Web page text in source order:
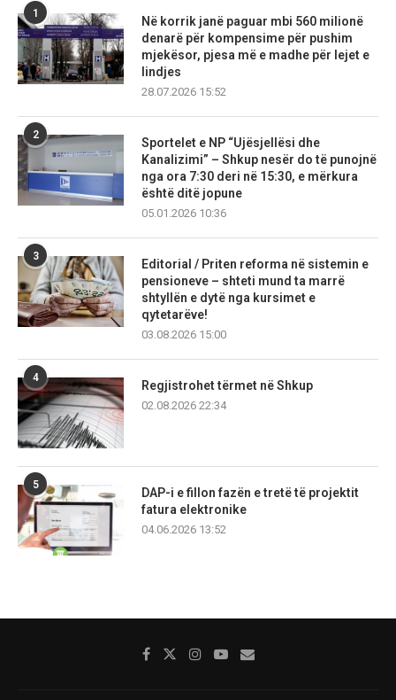
1
Në korrik janë paguar mbi 560 milionë
denarë për kompensime për pushim
mjekësor, pjesa më e madhe për lejet e
lindjes
28.07.2026 15:52
2
Sportelet e NP “Ujësjellësi dhe
Kanalizimi” – Shkup nesër do të punojnë
nga ora 7:30 deri në 15:30, e mërkura
është ditë jopune
05.01.2026 10:36
3
Editorial / Priten reforma në sistemin e
pensioneve – shteti mund ta marrë
shtyllën e dytë nga kursimet e
qytetarëve!
03.08.2026 15:00
4
Regjistrohet tërmet në Shkup
02.08.2026 22:34
5
DAP-i e fillon fazën e tretë të projektit
fatura elektronike
04.06.2026 13:52